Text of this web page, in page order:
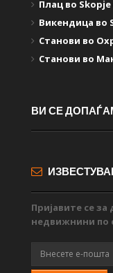
Плац во Skopje
Викендица во
Станови во
Станови во
ВИ СЕ
Пријавите се
недвижнини по